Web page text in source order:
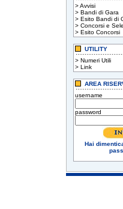
>Avvisi
> Bandi di Gara
> Esito Bandi di
> Concorsi e
> Esito Concorsi
UTILITY
> Numeri Utili
> Link
AREA
username
password
Hai